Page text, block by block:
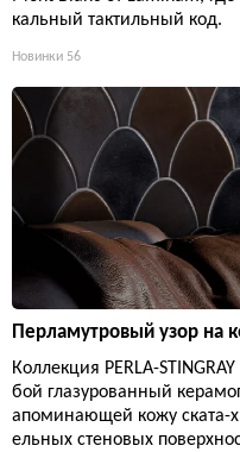
кальный тактильный код.
Новинки 56
Перламутровый узор на
Коллекция PERLA-
бой глазурованный
апоминающей кожу ската-
ельных стеновых